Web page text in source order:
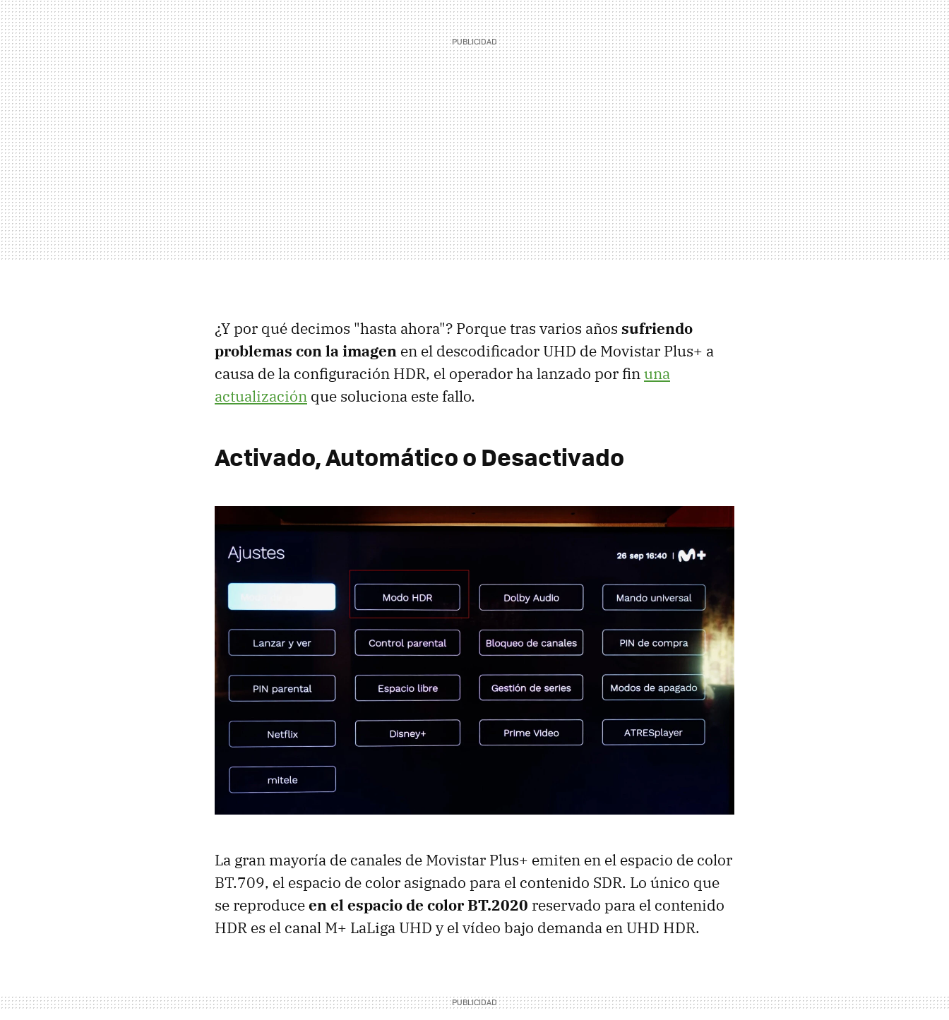
¿Y por qué decimos "hasta ahora"? Porque tras varios años sufriendo
problemas con la imagen en el descodificador UHD de Movistar Plus+ a
causa de la configuración HDR, el operador ha lanzado por finuna
actualización que soluciona este fallo.
Activado, Automático o Desactivado
La gran mayoría de canales de Movistar Plus+ emiten en el espacio de color
BT.709, el espacio de color asignado para el contenido SDR. Lo único que
se reproduceen el espacio de color BT.2020 reservado para el contenido
HDR es el canal M+ LaLiga UHD y el vídeo bajo demanda en UHD HDR.